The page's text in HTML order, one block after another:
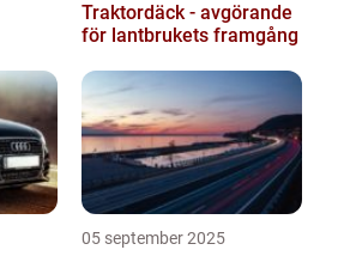
Traktordäck - avgörande
för lantbrukets framgång
05 september 2025